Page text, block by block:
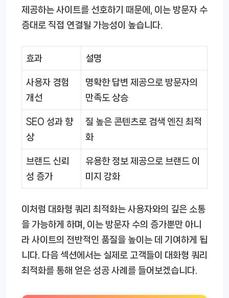
제공하는 사이트를 선호하기 때문에, 이는 방문자 수
증대로 직접 연결될 가능성이 높습니다.
효과 설명
사용자 경험
개선
명확한 답변 제공으로 방문자의
만족도 상승
SEO 성과 향
상
질 높은 콘텐츠로 검색 엔진 최적
화
브랜드 신뢰
성 증가
유용한 정보 제공으로 브랜드 이
미지 강화
이처럼 대화형 쿼리 최적화는 사용자와의 깊은 소통
을 가능하게 하며, 이는 방문자 수의 증가뿐만 아니
라 사이트의 전반적인 품질을 높이는 데 기여하게 됩
니다. 다음 섹션에서는 실제로 고객들이 대화형 쿼리
최적화를 통해 얻은 성공 사례를 들어보겠습니다.